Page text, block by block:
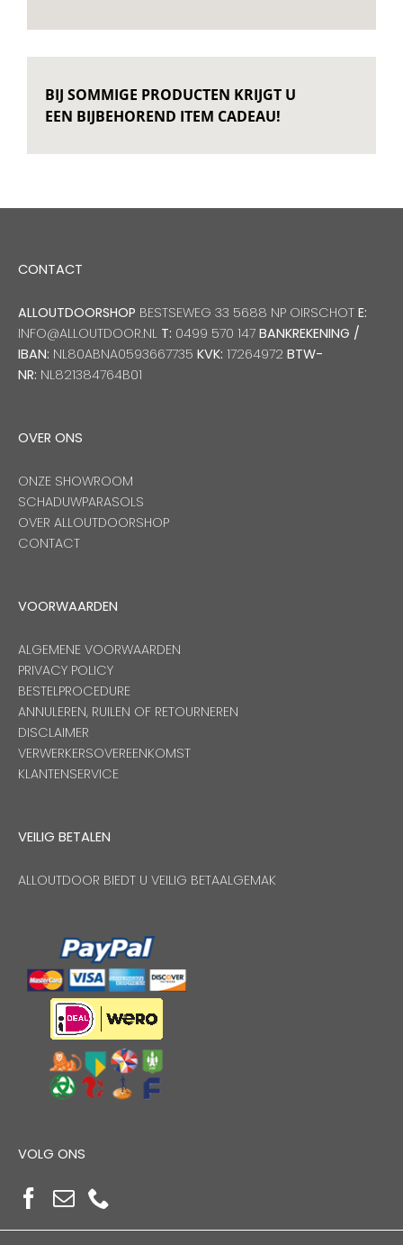
BIJ SOMMIGE PRODUCTEN KRIJGT U
EEN BIJBEHOREND ITEM CADEAU!
CONTACT
ALLOUTDOORSHOP BESTSEWEG 33 5688 NP OIRSCHOT E:
INFO@ALLOUTDOOR.NL T: 0499 570 147 BANKREKENING /
IBAN: NL80ABNA0593667735 KVK: 17264972 BTW-
NR: NL821384764B01
OVER ONS
ONZE SHOWROOM
SCHADUWPARASOLS
OVER ALLOUTDOORSHOP
CONTACT
VOORWAARDEN
ALGEMENE VOORWAARDEN
PRIVACY POLICY
BESTELPROCEDURE
ANNULEREN, RUILEN OF RETOURNEREN
DISCLAIMER
VERWERKERSOVEREENKOMST
KLANTENSERVICE
VEILIG BETALEN
ALLOUTDOOR BIEDT U VEILIG BETAALGEMAK
VOLG ONS